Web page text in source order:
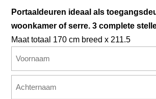
was:
€525,00.
is:
€300,00.
Portaaldeuren ideaal als
woonkamer of serre. 3 complete
Maat totaal 170 cm breed x 211.5